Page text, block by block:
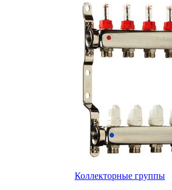
Коллекторные группы